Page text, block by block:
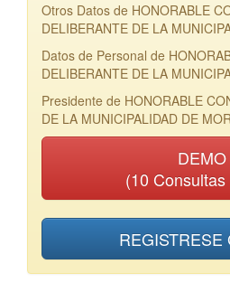
Otros Datos de HONORABLE
DELIBERANTE DE LA
Datos de Personal de
DELIBERANTE DE LA
Presidente de HONORABLE
DE LA MUNICIPALIDAD DE
DEMO
(10
REGISTRESE